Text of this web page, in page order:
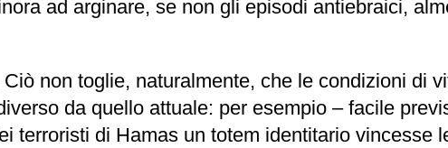
ad arginare, se non gli episodi antiebraici,
non toglie, naturalmente, che le condizioni di
da quello attuale: per esempio – facile
terroristi di Hamas un totem identitario vincesse